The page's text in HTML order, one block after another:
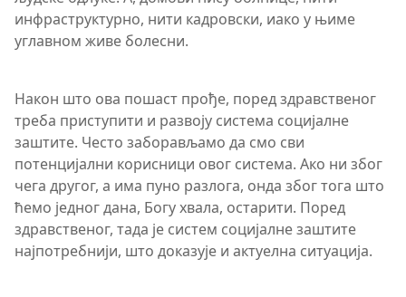
инфраструктурно, нити кадровски, иако у њиме
углавном живе болесни.
Након што ова пошаст прође, поред здравственог
треба приступити и развоју система социјалне
заштите. Често заборављамо да смо сви
потенцијални корисници овог система. Ако ни због
чега другог, а има пуно разлога, онда због тога што
ћемо једног дана, Богу хвала, остарити. Поред
здравственог, тада је систем социјалне заштите
најпотребнији, што доказује и актуелна ситуација.